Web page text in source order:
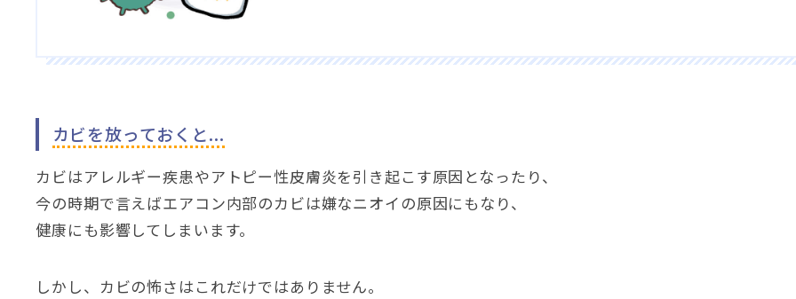
カビを放っておくと...
カビはアレルギー疾患やアトピー性皮膚炎を引き起こす原因となったり、
今の時期で言えばエアコン内部のカビは嫌なニオイの原因にもなり、
健康にも影響してしまいます。
しかし、カビの怖さはこれだけではありません。